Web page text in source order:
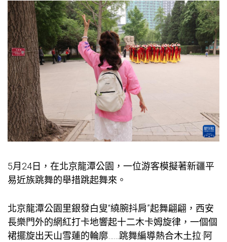
5月24日，在北京龍潭公園，一位游客模擬著新疆平
易近族跳舞的舉措跳起舞來。
北京龍潭公園里銀發白叟“繞腕抖肩”起舞翩翩，西安
長樂門外的網紅打卡地響起十二木卡姆旋律，一個個
裙擺旋出天山雪蓮的輪廓……跳舞編導熱合木土拉·阿